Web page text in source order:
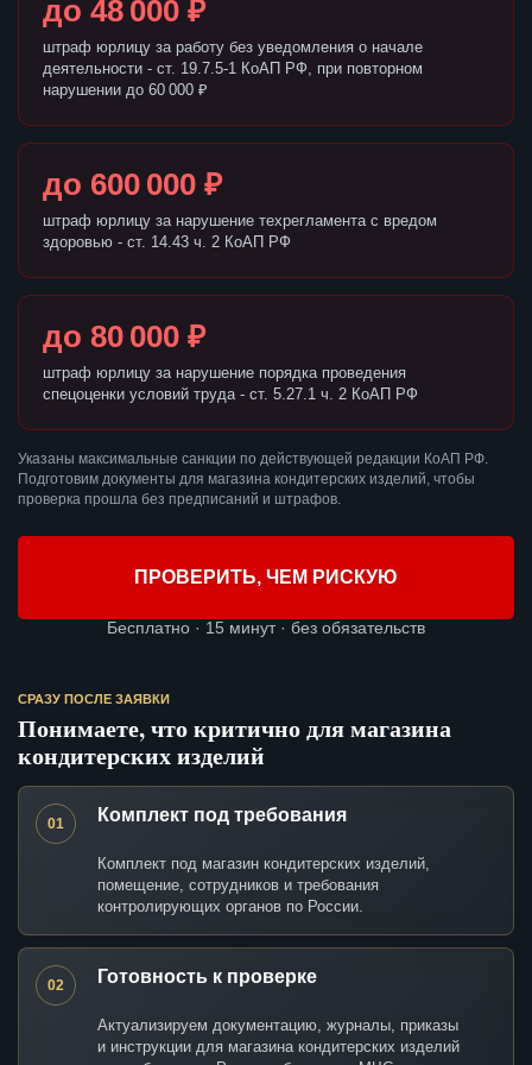
до 48 000 ₽
штраф юрлицу за работу без уведомления о начале
деятельности - ст. 19.7.5-1 КоАП РФ, при повторном
нарушении до 60 000 ₽
до 600 000 ₽
штраф юрлицу за нарушение техрегламента с вредом
здоровью - ст. 14.43 ч. 2 КоАП РФ
до 80 000 ₽
штраф юрлицу за нарушение порядка проведения
спецоценки условий труда - ст. 5.27.1 ч. 2 КоАП РФ
Указаны максимальные санкции по действующей редакции КоАП РФ.
Подготовим документы для магазина кондитерских изделий, чтобы
проверка прошла без предписаний и штрафов.
ПРОВЕРИТЬ, ЧЕМ РИСКУЮ
Бесплатно · 15 минут · без обязательств
СРАЗУ ПОСЛЕ ЗАЯВКИ
Понимаете, что критично для магазина
кондитерских изделий
01 Комплект под требования
Комплект под магазин кондитерских изделий,
помещение, сотрудников и требования
контролирующих органов по России.
02 Готовность к проверке
Актуализируем документацию, журналы, приказы
и инструкции для магазина кондитерских изделий